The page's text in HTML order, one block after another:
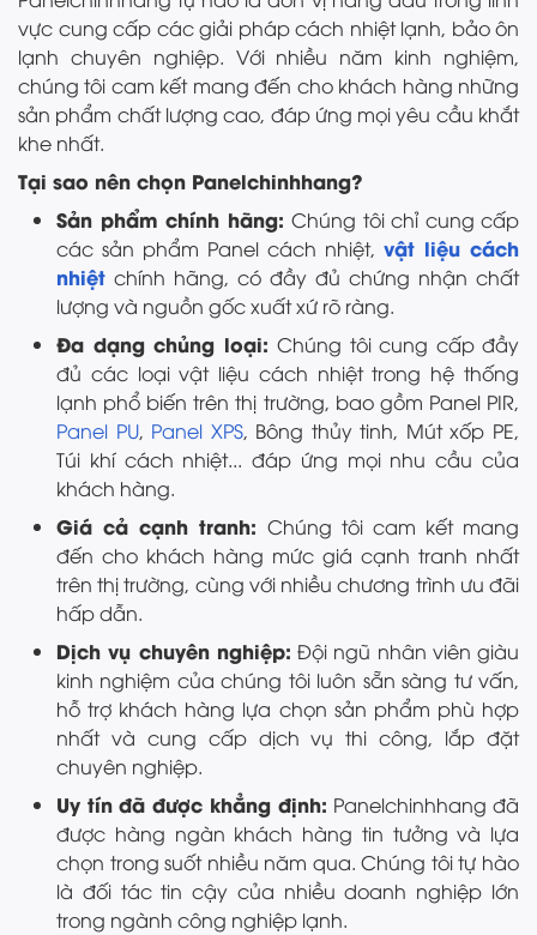
vực cung cấp các giải pháp cách nhiệt lạnh, bảo ôn
lạnh chuyên nghiệp. Với nhiều năm kinh nghiệm,
chúng tôi cam kết mang đến cho khách hàng những
sản phẩm chất lượng cao, đáp ứng mọi yêu cầu khắt
khe nhất.
Tại sao nên chọn Panelchinhhang?
Sản phẩm chính hãng: Chúng tôi chỉ cung cấp
các sản phẩm Panel cách nhiệt, vật liệu cách
nhiệt chính hãng, có đầy đủ chứng nhận chất
lượng và nguồn gốc xuất xứ rõ ràng.
Đa dạng chủng loại: Chúng tôi cung cấp đầy
đủ các loại vật liệu cách nhiệt trong hệ thống
lạnh phổ biến trên thị trường, bao gồm Panel PIR,
Panel PU, Panel XPS, Bông thủy tinh, Mút xốp PE,
Túi khí cách nhiệt... đáp ứng mọi nhu cầu của
khách hàng.
Giá cả cạnh tranh: Chúng tôi cam kết mang
đến cho khách hàng mức giá cạnh tranh nhất
trên thị trường, cùng với nhiều chương trình ưu đãi
hấp dẫn.
Dịch vụ chuyên nghiệp: Đội ngũ nhân viên giàu
kinh nghiệm của chúng tôi luôn sẵn sàng tư vấn,
hỗ trợ khách hàng lựa chọn sản phẩm phù hợp
nhất và cung cấp dịch vụ thi công, lắp đặt
chuyên nghiệp.
Uy tín đã được khẳng định: Panelchinhhang đã
được hàng ngàn khách hàng tin tưởng và lựa
chọn trong suốt nhiều năm qua. Chúng tôi tự hào
là đối tác tin cậy của nhiều doanh nghiệp lớn
trong ngành công nghiệp lạnh.